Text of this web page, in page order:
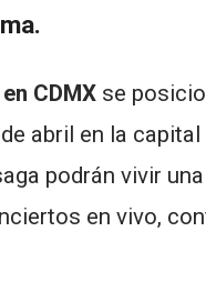
CDMXse
abril en la
podrán vivir
en vivo,